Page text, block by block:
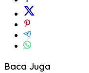
Baca Juga